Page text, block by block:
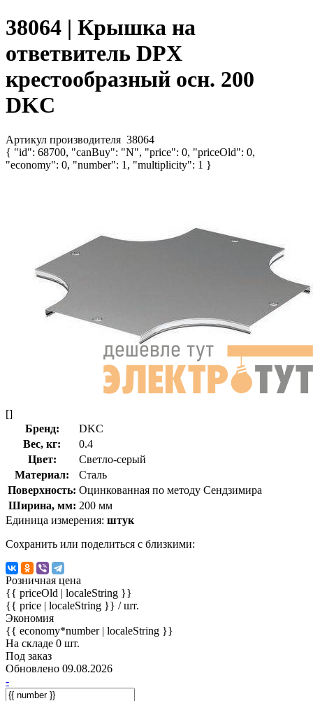
38064 | Крышка на
ответвитель DPX
крестообразный осн. 200
DKC
Артикул производителя 38064
{ "id": 68700, "canBuy": "N", "price": 0, "priceOld": 0,
"economy": 0, "number": 1, "multiplicity": 1 }
[]
Бренд:
DKC
Вес, кг:
0.4
Цвет:
Светло-серый
Материал:
Сталь
Поверхность: Оцинкованная по методу Сендзимира
Ширина, мм: 200 мм
Единица измерения: штук
Сохранить или поделиться с близкими:
Розничная цена
{{ priceOld | localeString }}
{{ price | localeString }} / шт.
Экономия
{{ economy*number | localeString }}
На складе 0 шт.
Под заказ
Обновлено 09.08.2026
-